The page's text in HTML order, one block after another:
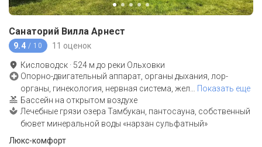
Санаторий Вилла Арнест
9.4 / 10 11 оценок
Кисловодск · 524 м до реки Ольховки
Опорно-двигательный аппарат, органы дыхания, лор-
органы, гинекология, нервная система, жел… Показать еще
Бассейн на открытом воздухе
Лечебные грязи озера Тамбукан, пантосауна, собственный
бювет минеральной воды «нарзан сульфатный»
Люкс-комфорт